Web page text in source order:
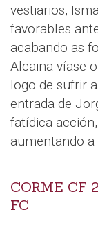
vestiarios,
favorables
acabando as
Alcaina víase
logo de sufrir
entrada de
fatídica
aumentando a
CORME CF
FC